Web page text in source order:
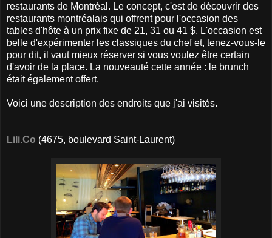
restaurants de Montréal. Le concept, c'est de découvrir des
restaurants montréalais qui offrent pour l'occasion des
tables d'hôte à un prix fixe de 21, 31 ou 41 $. L'occasion est
belle d'expérimenter les classiques du chef et, tenez-vous-le
pour dit, il vaut mieux réserver si vous voulez être certain
d'avoir de la place. La nouveauté cette année : le brunch
était également offert.
Voici une description des endroits que j'ai visités.
Lili.Co (4675, boulevard Saint-Laurent)